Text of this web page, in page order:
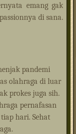
emang gak
di sana.
pandemi
olahraga di luar
prokes juga sih.
pernafasan
hari. Sehat